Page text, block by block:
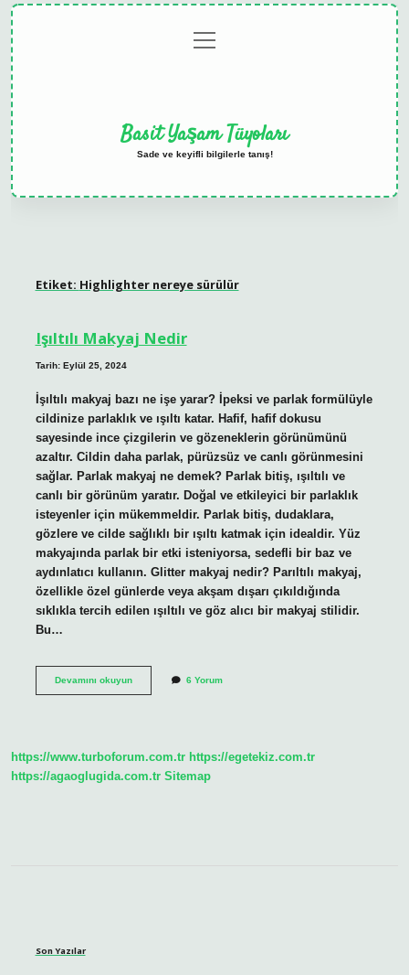
menüyü
aç
Basit Yaşam Tüyoları
Sade ve keyifli bilgilerle tanış!
Etiket: Highlighter nereye sürülür
Işıltılı Makyaj Nedir
Tarih: Eylül 25, 2024
İşıltılı makyaj bazı ne işe yarar? İpeksi ve parlak formülüyle
cildinize parlaklık ve ışıltı katar. Hafif, hafif dokusu
sayesinde ince çizgilerin ve gözeneklerin görünümünü
azaltır. Cildin daha parlak, pürüzsüz ve canlı görünmesini
sağlar. Parlak makyaj ne demek? Parlak bitiş, ışıltılı ve
canlı bir görünüm yaratır. Doğal ve etkileyici bir parlaklık
isteyenler için mükemmeldir. Parlak bitiş, dudaklara,
gözlere ve cilde sağlıklı bir ışıltı katmak için idealdir. Yüz
makyajında ​​parlak bir etki isteniyorsa, sedefli bir baz ve
aydınlatıcı kullanın. Glitter makyaj nedir? Parıltılı makyaj,
özellikle özel günlerde veya akşam dışarı çıkıldığında
sıklıkla tercih edilen ışıltılı ve göz alıcı bir makyaj stilidir.
Bu…
Devamını okuyunIşıltılı
6 Yorum
https://www.turboforum.com.tr https://egetekiz.com.tr
https://agaoglugida.com.tr Sitemap
Son Yazılar